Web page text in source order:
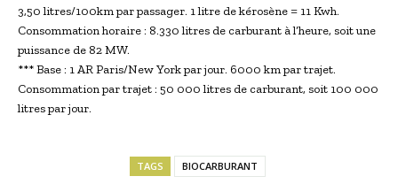
3,50 litres/100km par passager. 1 litre de kérosène = 11 Kwh.
Consommation horaire : 8.330 litres de carburant à l’heure, soit une
puissance de 82 MW.
*** Base : 1 AR Paris/New York par jour. 6000 km par trajet.
Consommation par trajet : 50 000 litres de carburant, soit 100 000
litres par jour.
TAGS BIOCARBURANT